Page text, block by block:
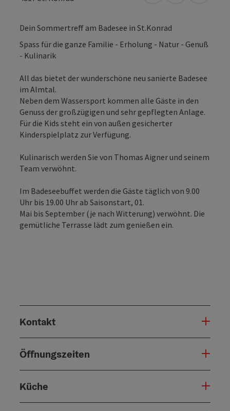
Dein Sommertreff am Badesee in St.Konrad
Spass für die ganze Familie - Erholung - Natur - Genuß
- Kulinarik
All das bietet der wunderschöne neu sanierte Badesee
im Almtal.
Neben dem Wassersport kommen alle Gäste in den
Genuss der großzügigen und sehr gepflegten Anlage.
Für die Kids steht ein von außen gesicherter
Kinderspielplatz zur Verfügung.
Kulinarisch werden Sie von Thomas Aigner und seinem
Team verwöhnt.
Im Badeseebuffet werden die Gäste täglich von 9.00
Uhr bis 19.00 Uhr ab Saisonstart, 01.
Mai bis September (je nach Witterung) verwöhnt. Die
gemütliche Terrasse lädt zum genießen ein.
Kontakt
Öffnungszeiten
Küche